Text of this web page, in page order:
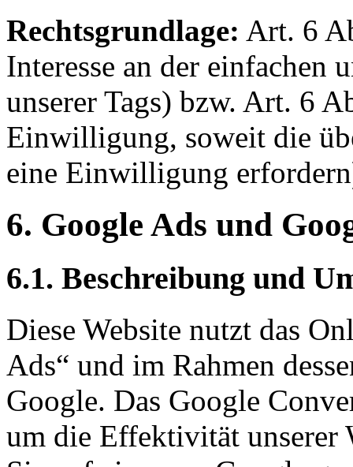
Rechtsgrundlage: Art. 6
Interesse an der einfachen
unserer Tags) bzw. Art. 6
Einwilligung, soweit die
eine Einwilligung
6. Google Ads und
6.1. Beschreibung und
Diese Website nutzt das
Ads“ und im Rahmen
Google. Das Google
um die Effektivität unserer